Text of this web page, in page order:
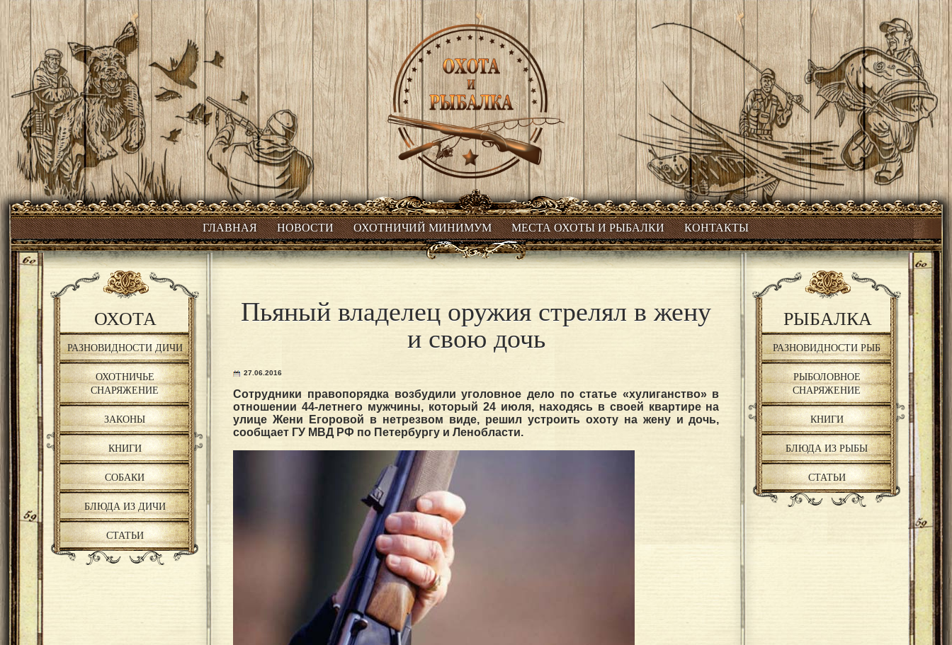
ГЛАВНАЯ НОВОСТИ ОХОТНИЧИЙ МИНИМУМ МЕСТА ОХОТЫ И РЫБАЛКИ КОНТАКТЫ
ОХОТА
РАЗНОВИДНОСТИ ДИЧИ
ОХОТНИЧЬЕ
СНАРЯЖЕНИЕ
ЗАКОНЫ
КНИГИ
СОБАКИ
БЛЮДА ИЗ ДИЧИ
СТАТЬИ
Пьяный владелец оружия стрелял в жену
и свою дочь
27.06.2016
Сотрудники правопорядка возбудили уголовное дело по статье «хулиганство» в
отношении 44-летнего мужчины, который 24 июля, находясь в своей квартире на
улице Жени Егоровой в нетрезвом виде, решил устроить охоту на жену и дочь,
сообщает ГУ МВД РФ по Петербургу и Ленобласти.
РЫБАЛКА
РАЗНОВИДНОСТИ РЫБ
РЫБОЛОВНОЕ
СНАРЯЖЕНИЕ
КНИГИ
БЛЮДА ИЗ РЫБЫ
СТАТЬИ